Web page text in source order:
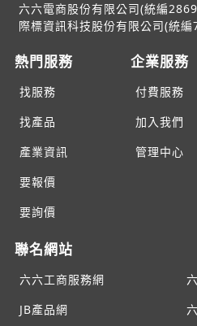
六六電商股份有限公司(統編
際標資訊科技股份有限公司(統
熱門服務
找服務
找產品
產業資訊
要報價
要詢價
企業服務
付費服務
加入我們
管理中心
聯名網站
六六工商服務網
JB產品網